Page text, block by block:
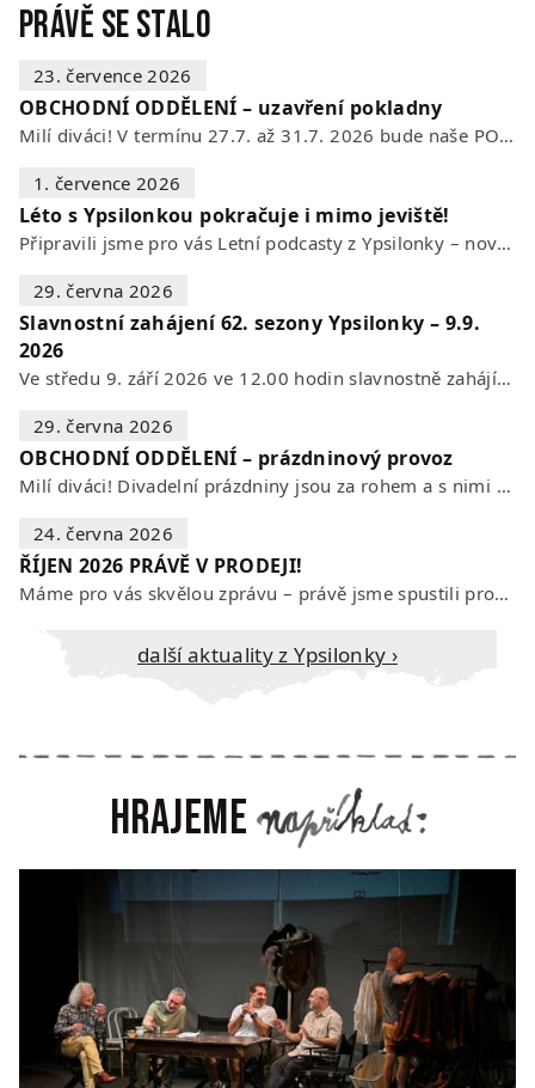
Právě se stalo
23. července 2026
OBCHODNÍ ODDĚLENÍ – uzavření pokladny
Milí diváci! V termínu 27.7. až 31.7. 2026 bude naše POKLADNA z technických…
1. července 2026
Léto s Ypsilonkou pokračuje i mimo jeviště!
Připravili jsme pro vás Letní podcasty z Ypsilonky – novou sérii rozhovorů s…
29. června 2026
Slavnostní zahájení 62. sezony Ypsilonky – 9.9.
2026
Ve středu 9. září 2026 ve 12.00 hodin slavnostně zahájíme novou divadelní…
29. června 2026
OBCHODNÍ ODDĚLENÍ – prázdninový provoz
Milí diváci! Divadelní prázdniny jsou za rohem a s nimi se mění i otevírací…
24. června 2026
ŘÍJEN 2026 PRÁVĚ V PRODEJI!
Máme pro vás skvělou zprávu – právě jsme spustili prodej vstupenek na říjen…
Další aktuality z Ypsilonky ›
Hrajeme